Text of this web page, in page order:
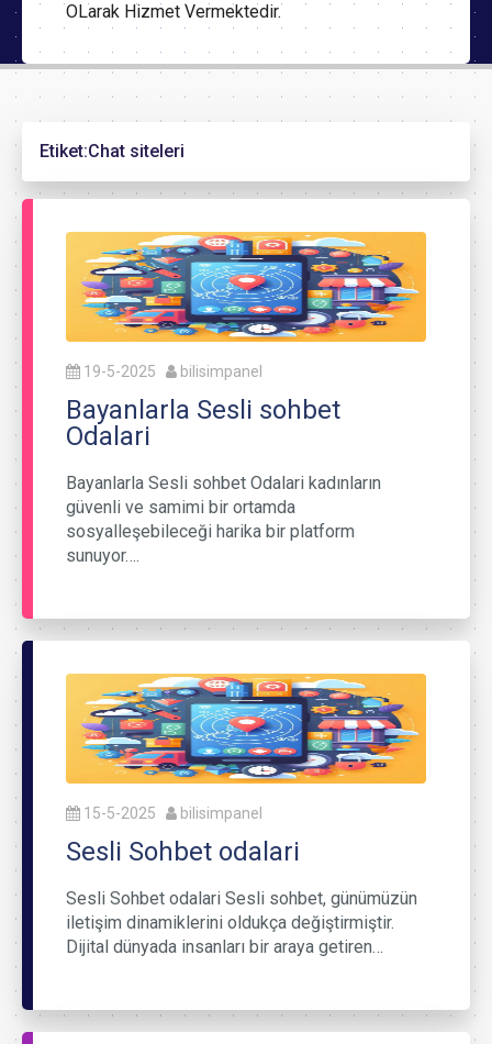
OLarak Hizmet Vermektedir.
Etiket:Chat siteleri
19-5-2025 bilisimpanel
Bayanlarla Sesli sohbet
Odalari
Bayanlarla Sesli sohbet Odalari kadınların
güvenli ve samimi bir ortamda
sosyalleşebileceği harika bir platform
sunuyor….
15-5-2025 bilisimpanel
Sesli Sohbet odalari
Sesli Sohbet odalari Sesli sohbet, günümüzün
iletişim dinamiklerini oldukça değiştirmiştir.
Dijital dünyada insanları bir araya getiren…